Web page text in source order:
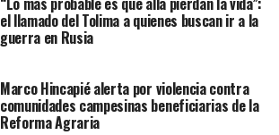
el llamado del Tolima a quienes buscan ir a la
guerra en Rusia
Marco Hincapié alerta por violencia contra
comunidades campesinas beneficiarias de la
Reforma Agraria